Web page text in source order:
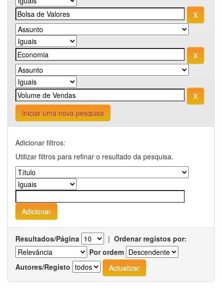
Iniciar uma nova pesquisa
Adicionar filtros:
Utilizar filtros para refinar o resultado da pesquisa.
Resultados/Página | Ordenar registos por:
Por ordem
Autores/Registo